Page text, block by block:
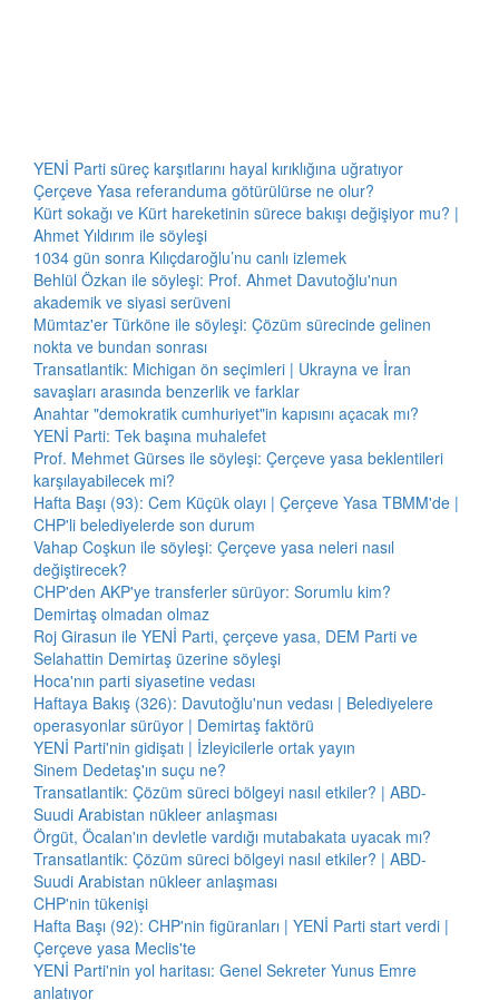
YENİ Parti süreç karşıtlarını hayal kırıklığına uğratıyor
Çerçeve Yasa referanduma götürülürse ne olur?
Kürt sokağı ve Kürt hareketinin sürece bakışı değişiyor mu? |
Ahmet Yıldırım ile söyleşi
1034 gün sonra Kılıçdaroğlu’nu canlı izlemek
Behlül Özkan ile söyleşi: Prof. Ahmet Davutoğlu'nun
akademik ve siyasi serüveni
Mümtaz'er Türköne ile söyleşi: Çözüm sürecinde gelinen
nokta ve bundan sonrası
Transatlantik: Michigan ön seçimleri | Ukrayna ve İran
savaşları arasında benzerlik ve farklar
Anahtar "demokratik cumhuriyet"in kapısını açacak mı?
YENİ Parti: Tek başına muhalefet
Prof. Mehmet Gürses ile söyleşi: Çerçeve yasa beklentileri
karşılayabilecek mi?
Hafta Başı (93): Cem Küçük olayı | Çerçeve Yasa TBMM'de |
CHP'li belediyelerde son durum
Vahap Coşkun ile söyleşi: Çerçeve yasa neleri nasıl
değiştirecek?
CHP'den AKP'ye transferler sürüyor: Sorumlu kim?
Demirtaş olmadan olmaz
Roj Girasun ile YENİ Parti, çerçeve yasa, DEM Parti ve
Selahattin Demirtaş üzerine söyleşi
Hoca'nın parti siyasetine vedası
Haftaya Bakış (326): Davutoğlu'nun vedası | Belediyelere
operasyonlar sürüyor | Demirtaş faktörü
YENİ Parti'nin gidişatı | İzleyicilerle ortak yayın
Sinem Dedetaş'ın suçu ne?
Transatlantik: Çözüm süreci bölgeyi nasıl etkiler? | ABD-
Suudi Arabistan nükleer anlaşması
Örgüt, Öcalan'ın devletle vardığı mutabakata uyacak mı?
Transatlantik: Çözüm süreci bölgeyi nasıl etkiler? | ABD-
Suudi Arabistan nükleer anlaşması
CHP'nin tükenişi
Hafta Başı (92): CHP'nin figüranları | YENİ Parti start verdi |
Çerçeve yasa Meclis'te
YENİ Parti'nin yol haritası: Genel Sekreter Yunus Emre
anlatıyor